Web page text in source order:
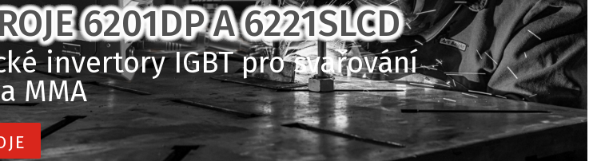
6201DP A 6221SLCD
invertory IGBT pro svařování
MMA